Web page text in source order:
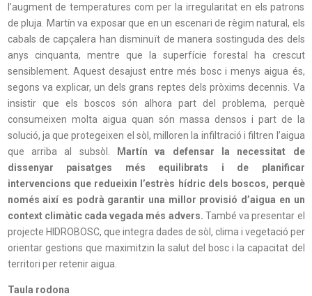
l’augment de temperatures com per la irregularitat en els patrons
de pluja. Martín va exposar que en un escenari de règim natural, els
cabals de capçalera han disminuït de manera sostinguda des dels
anys cinquanta, mentre que la superfície forestal ha crescut
sensiblement. Aquest desajust entre més bosc i menys aigua és,
segons va explicar, un dels grans reptes dels pròxims decennis. Va
insistir que els boscos són alhora part del problema, perquè
consumeixen molta aigua quan són massa densos i part de la
solució, ja que protegeixen el sòl, milloren la infiltració i filtren l’aigua
que arriba al subsòl.
Martín va defensar la necessitat de
dissenyar paisatges més equilibrats i de planificar
intervencions que redueixin l’estrès hídric dels boscos, perquè
només així es podrà garantir una millor provisió d’aigua en un
context climàtic cada vegada més advers. També va presentar el
projecte HIDROBOSC, que integra dades de sòl, clima i vegetació per
orientar gestions que maximitzin la salut del bosc i la capacitat del
territori per retenir aigua.
Taula rodona